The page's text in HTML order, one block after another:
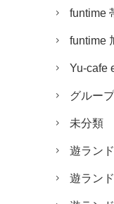
funtime
funtime
Yu-cafe
グルー
未分類
遊ラン
遊ラン